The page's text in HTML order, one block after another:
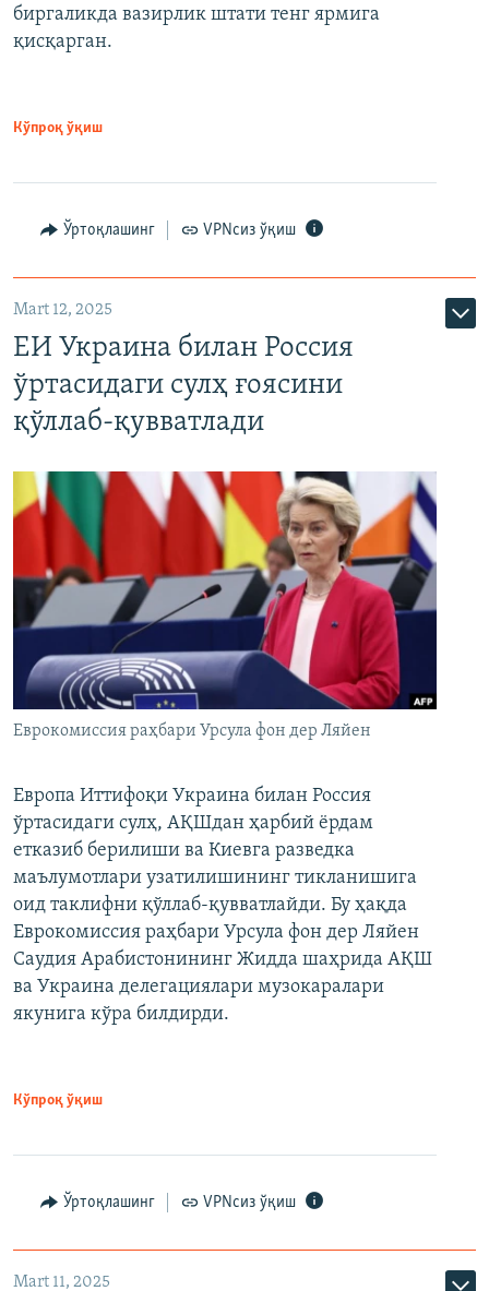
биргаликда вазирлик штати тенг ярмига
қисқарган.
Кўпроқ ўқиш
Ўртоқлашинг VPNсиз ўқиш
Mart 12, 2025
ЕИ Украина билан Россия
ўртасидаги сулҳ ғоясини
қўллаб-қувватлади
Еврокомиссия раҳбари Урсула фон дер Ляйен
Европа Иттифоқи Украина билан Россия
ўртасидаги сулҳ, АҚШдан ҳарбий ёрдам
етказиб берилиши ва Киевга разведка
маълумотлари узатилишининг тикланишига
оид таклифни қўллаб-қувватлайди. Бу ҳақда
Еврокомиссия раҳбари Урсула фон дер Ляйен
Саудия Арабистонининг Жидда шаҳрида АҚШ
ва Украина делегациялари музокаралари
якунига кўра билдирди.
Кўпроқ ўқиш
Ўртоқлашинг VPNсиз ўқиш
Mart 11, 2025